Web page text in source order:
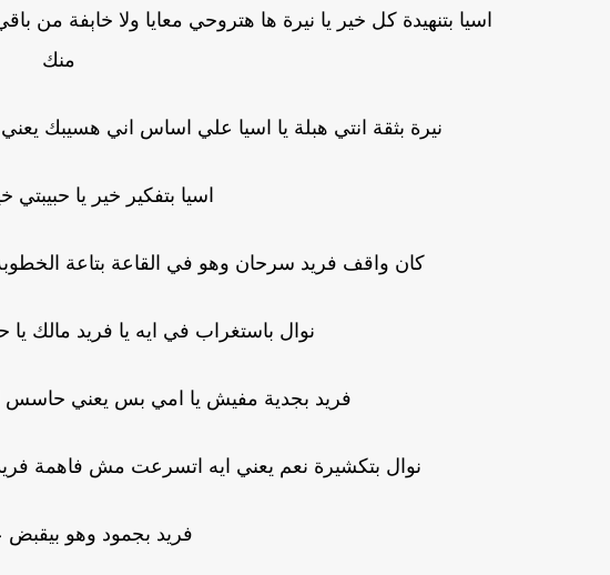
اسيا بتنهيدة كل خير يا نيرة ها هتروحي معايا ولا خاېفة
منك
نيرة بثقة انتي هبلة يا اسيا علي اساس اني هسيبك
اسيا بتفكير خير يا
كان واقف فريد سرحان وهو في القاعة بتاعة
نوال باستغراب في ايه يا فريد مالك يا
فريد بجدية مفيش يا امي بس يعني
نوال بتكشيرة نعم يعني ايه اتسرعت مش فاهمة
فريد بجمود وهو بيقبض